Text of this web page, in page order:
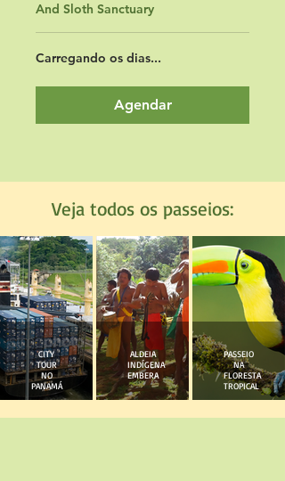
And Sloth Sanctuary
Carregando os dias...
Agendar
Veja todos os passeios:
CITY
TOUR
NO
PANAMÁ
ALDEIA
INDÍGENA
EMBERA
PASSEIO
NA
FLORESTA
TROPICAL